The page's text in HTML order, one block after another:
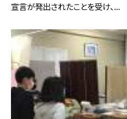
宣言が発出されたことを受け、...